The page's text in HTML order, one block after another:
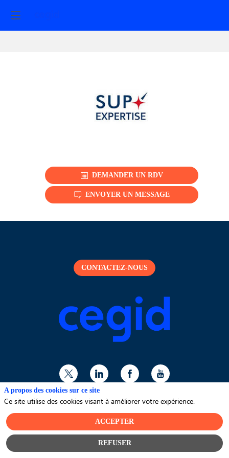
DEMANDER UN RDV
ENVOYER UN MESSAGE
CONTACTEZ-NOUS
Politique de
confidentialité
- A propos de Cegid
A propos des cookies sur ce site
Ce site utilise des cookies visant à améliorer votre expérience.
ACCEPTER
REFUSER